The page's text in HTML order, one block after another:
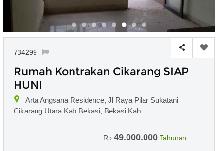
734299
Rumah Kontrakan Cikarang SIAP
HUNI
Arta Angsana Residence, Jl Raya Pilar Sukatani
Cikarang Utara Kab Bekasi, Bekasi Kab
Rp 49.000.000 Tahunan